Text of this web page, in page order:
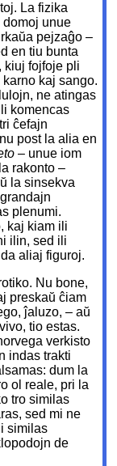
La fizika
unue
pejzaĝo –
en tiu bunta
kiuj fojfoje pli
kaj sango.
ne atingas
komencas
ĉefajn
post la alia en
– unue iom
rakonto –
la sinsekva
plenumi.
kaj kiam ili
ilin, sed ili
aliaj figuroj.
Nu bone,
preskaŭ ĉiam
ĵaluzo, – aŭ
tio estas.
verkisto
indas trakti
dum la
ol reale, pri la
tro similas
sed mi ne
similas
de